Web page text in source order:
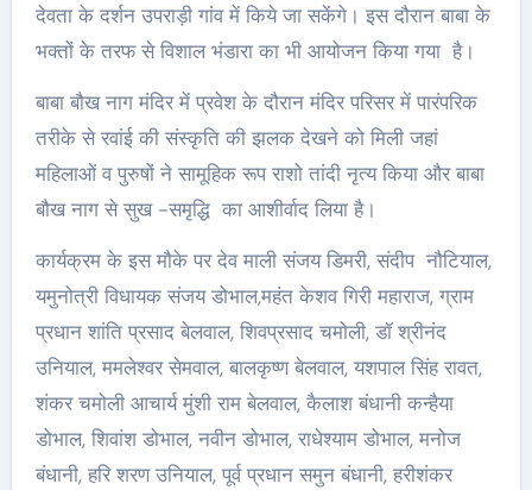
देवता के दर्शन उपराड़ी गांव में किये जा सकेंगे। इस दौरान बाबा के
भक्तों के तरफ से विशाल भंडारा का भी आयोजन किया गया है।
बाबा बौख नाग मंदिर में प्रवेश के दौरान मंदिर परिसर में पारंपरिक
तरीके से रवांई की संस्कृति की झलक देखने को मिली जहां
महिलाओं व पुरुषों ने सामूहिक रूप राशो तांदी नृत्य किया और बाबा
बौख नाग से सुख -समृद्धि का आशीर्वाद लिया है।
कार्यक्रम के इस मौके पर देव माली संजय डिमरी, संदीप नौटियाल,
यमुनोत्री विधायक संजय डोभाल,महंत केशव गिरी महाराज, ग्राम
प्रधान शांति प्रसाद बेलवाल, शिवप्रसाद चमोली, डॉ श्रीनंद
उनियाल, ममलेश्वर सेमवाल, बालकृष्ण बेलवाल, यशपाल सिंह रावत,
शंकर चमोली आचार्य मुंशी राम बेलवाल, कैलाश बंधानी कन्हैया
डोभाल, शिवांश डोभाल, नवीन डोभाल, राधेश्याम डोभाल, मनोज
बंधानी, हरि शरण उनियाल, पूर्व प्रधान समुन बंधानी, हरीशंकर